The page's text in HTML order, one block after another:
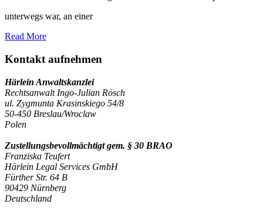
unterwegs war, an einer
Read More
Kontakt aufnehmen
Härlein Anwaltskanzlei
Rechtsanwalt Ingo-Julian Rösch
ul. Zygmunta Krasinskiego 54/8
50-450 Breslau/Wroclaw
Polen
Zustellungsbevollmächtigt gem. § 30 BRAO
Franziska Teufert
Härlein Legal Services GmbH
Fürther Str. 64 B
90429 Nürnberg
Deutschland